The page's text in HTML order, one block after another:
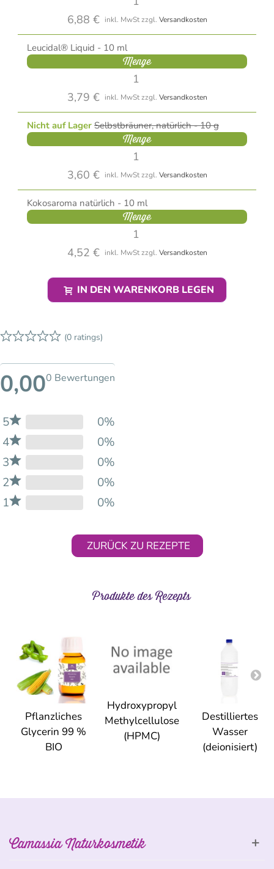
6,88 € inkl. MwStzzgl. Versandkosten
Leucidal® Liquid - 10 ml
Menge
3,79 € inkl. MwStzzgl. Versandkosten
Nicht auf Lager Selbstbräuner, natürlich - 10 g
Menge
3,60 € inkl. MwStzzgl. Versandkosten
Kokosaroma natürlich - 10 ml
Menge
4,52 € inkl. MwStzzgl. Versandkosten
IN DEN WARENKORB LEGEN
(0 ratings)
0,000 Bewertungen
5
0%
4
0%
3
0%
2
0%
1
0%
ZURÜCK ZU REZEPTE
Produkte des Rezepts
Pflanzliches
Glycerin 99 %
BIO
Hydroxypropyl
Methylcellulose
(HPMC)
Destilliertes
Wasser
(deionisiert)
Camassia Naturkosmetik